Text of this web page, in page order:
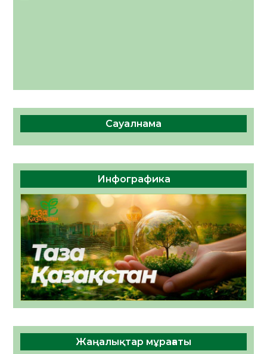
Сауалнама
Инфографика
Жаңалықтар мұрағаты